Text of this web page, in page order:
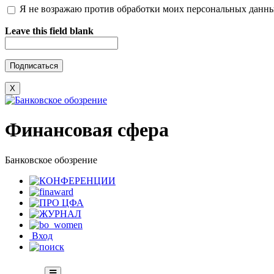
Я не возражаю против обработки моих персональных
Leave this field blank
X
Финансовая сфера
Банковское обозрение
Вход